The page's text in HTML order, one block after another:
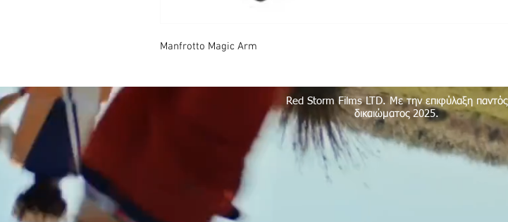
Manfrotto Magic Arm
Red Storm Films LTD. Με την επιφύλαξη παντός
δικαιώματος 2025.
Red Storm Films Ltd|Epimitheos 6/7,Limassol,3056, Cyprus